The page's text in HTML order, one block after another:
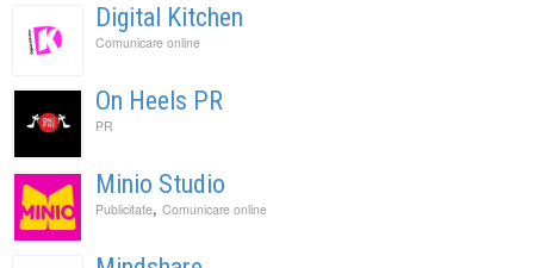
Digital Kitchen
Comunicare online
On Heels PR
PR
Minio Studio
Publicitate, Comunicare online